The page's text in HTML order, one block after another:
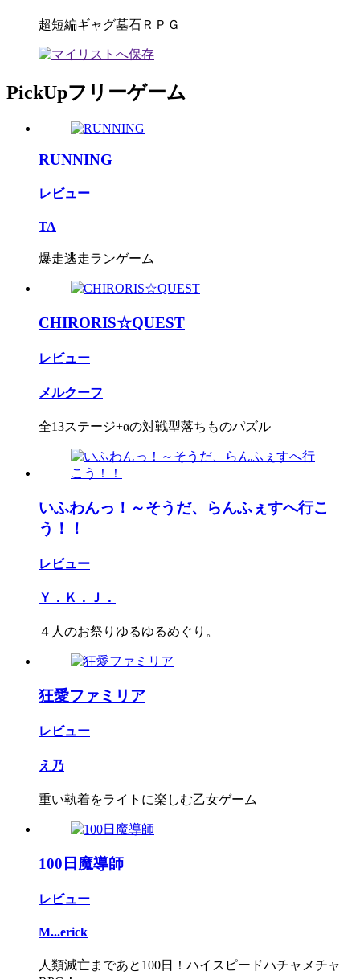
超短編ギャグ墓石ＲＰＧ
PickUpフリーゲーム
RUNNING
レビュー
TA
爆走逃走ランゲーム
CHIRORIS☆QUEST
レビュー
メルクーフ
全13ステージ+αの対戦型落ちものパズル
いふわんっ！～そうだ、らんふぇすへ行こ
う！！
レビュー
Ｙ．Ｋ．Ｊ．
４人のお祭りゆるゆるめぐり。
狂愛ファミリア
レビュー
え乃
重い執着をライトに楽しむ乙女ゲーム
100日魔導師
レビュー
M...erick
人類滅亡まであと100日！ハイスピードハチャメチャ